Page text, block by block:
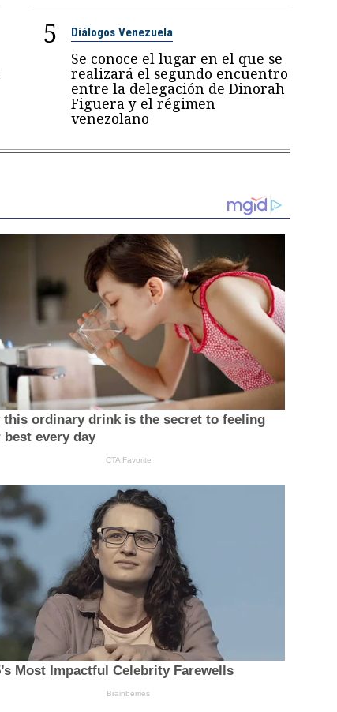
5 Diálogos Venezuela
Se conoce el lugar en el que se
realizará el segundo encuentro
entre la delegación de Dinorah
Figuera y el régimen
venezolano